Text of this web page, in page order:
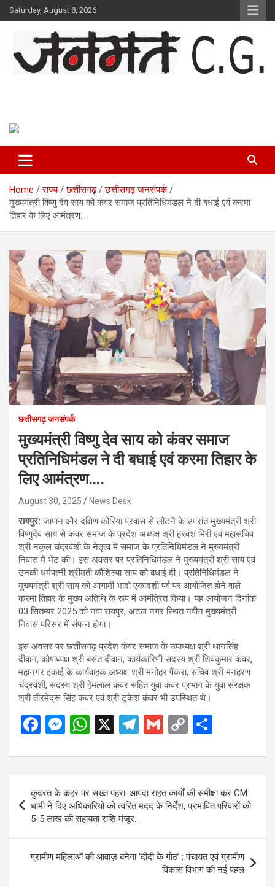
Skip
to
Saturday, August 8, 2026
Home राज्य छत्तीसगढ़
छत्तीसगढ़ जनसंपर्क
मुख्यमंत्री विष्णु देव साय को कंवर समाज प्रतिनिधिमंडल ने दी बधाई एवं करमा
तिहार के लिए आमंत्रण….
छत्तीसगढ़ जनसंपर्क
मुख्यमंत्री विष्णु देव साय को कंवर समाज
प्रतिनिधिमंडल ने दी बधाई एवं करमा तिहार के
लिए आमंत्रण….
August 30, 2025 News Desk
रायपुर:जापान और दक्षिण कोरिया प्रवास से लौटने के उपरांत मुख्यमंत्री श्री
विष्णुदेव साय से कंवर समाज के प्रदेश अध्यक्ष श्री हरवंश मिरी एवं महासचिव
श्री नकुल चंद्रवंशी के नेतृत्व में समाज के प्रतिनिधिमंडल ने मुख्यमंत्री
निवास में भेंट की। इस अवसर पर प्रतिनिधिमंडल ने मुख्यमंत्री श्री साय एवं
उनकी धर्मपत्नी श्रीमती कौशिल्या साय को बधाई दी। प्रतिनिधिमंडल ने
मुख्यमंत्री श्री साय को आगामी भादो एकादशी पर्व पर आयोजित होने वाले
करमा तिहार के मुख्य अतिथि के रूप में आमंत्रित किया। यह आयोजन दिनांक
03 सितम्बर 2025 को नवा रायपुर, अटल नगर स्थित नवीन मुख्यमंत्री
निवास परिसर में संपन्न होगा।
इस अवसर पर छत्तीसगढ़ प्रदेश कंवर समाज के उपाध्यक्ष श्री थानसिंह
दीवान, कोषाध्यक्ष श्री बसंत दीवान, कार्यकारिणी सदस्य श्री शिवकुमार कंवर,
महानगर इकाई के कार्यवाहक अध्यक्ष श्री मनोहर पैंकरा, सचिव श्री मनहरण
चंद्रवंशी, सदस्य श्री हेमलाल कंवर सहित युवा कंवर प्रभाग के युवा संरक्षक
श्री तीरमेंद्रू सिंह कंवर एवं श्री टुकेश कंवर भी उपस्थित थे।
F
ce
o
o
k
M
se
g
er
W
at
A
p
p
X
T
e
a
m
G
ail
C
py
Li
n
ar
navigation
कुदरत के कहर पर सख्त पहरा: आपदा राहत कार्यों की समीक्षा कर CM
धामी ने दिए अधिकारियों को त्वरित मदद के निर्देश, प्रभावित परिवारों को
5-5 लाख की सहायता राशि मंजूर….
ग्रामीण महिलाओं की आवाज़ बनेगा ‘दीदी के गोठ’ : पंचायत एवं ग्रामीण
विकास विभाग की नई पहल